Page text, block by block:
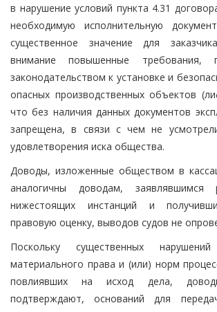
в нарушение условий пункта 4.31
необходимую исполнительную
существенное значение для
внимание повышенные требования,
законодательством к установке и
опасных производственных объектов
что без наличия данных документов
запрещена, в связи с чем не
удовлетворения иска общества.
Доводы, изложенные обществом в
аналогичны доводам,
нижестоящих инстанций и
правовую оценку, выводов судов не
Поскольку существенных
материального права и (или) норм
повлиявших на исход дела,
подтверждают, оснований для